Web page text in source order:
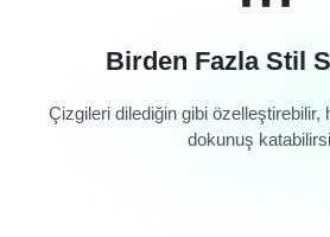
Birden Fazla Stil
Çizgileri dilediğin gibi
dokunuş